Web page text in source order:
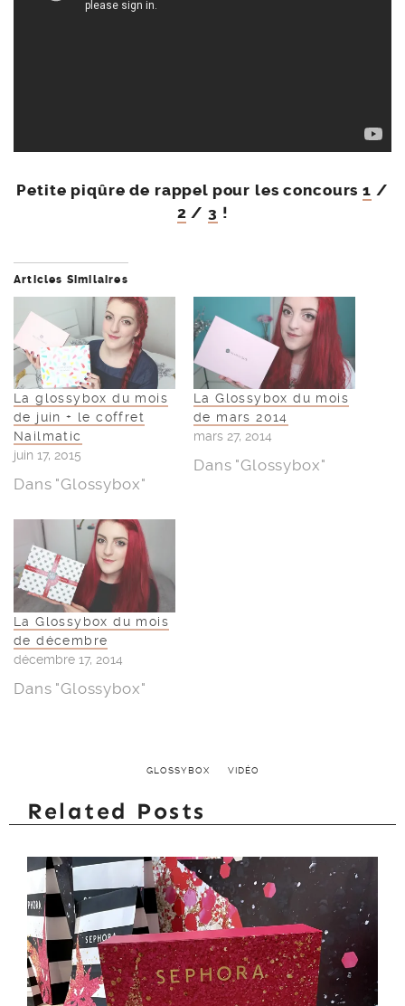
Petite piqûre de rappel pour les concours1 /
2 / 3 !
Articles Similaires
La glossybox du mois
de juin + le coffret
Nailmatic
juin 17, 2015
Dans "Glossybox"
La Glossybox du mois
de mars 2014
mars 27, 2014
Dans "Glossybox"
La Glossybox du mois
de décembre
décembre 17, 2014
Dans "Glossybox"
GLOSSYBOX VIDÉO
Related Posts